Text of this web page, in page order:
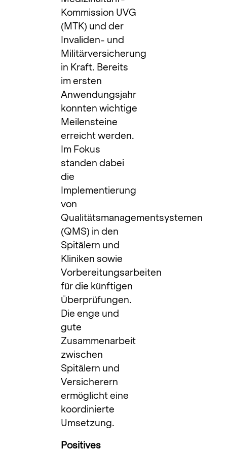
Kommission UVG
(MTK) und der
Invaliden- und
Militärversicherung
in Kraft. Bereits
im ersten
Anwendungsjahr
konnten wichtige
Meilensteine
erreicht werden.
Im Fokus
standen dabei
die
Implementierung
von
Qualitätsmanagementsystemen
(QMS) in den
Spitälern und
Kliniken sowie
Vorbereitungsarbeiten
für die künftigen
Überprüfungen.
Die enge und
gute
Zusammenarbeit
zwischen
Spitälern und
Versicherern
ermöglicht eine
koordinierte
Umsetzung.
Positives